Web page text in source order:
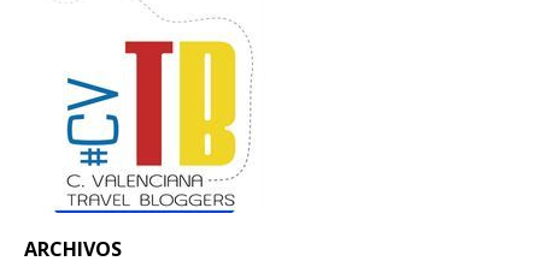
ARCHIVOS